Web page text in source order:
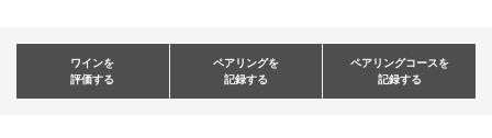
ワインを
評価する
ペアリングを
記録する
ペアリングコースを
記録する